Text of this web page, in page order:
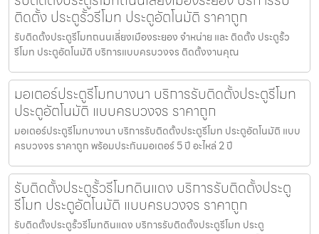
ติดตั้ง ประตูรั้วรีโมท ประตูอัตโนมัติ ราคาถูก
รับติดตั้งประตูรีโมทถนนเลี่ยงเมืองระยอง จำหน่าย และ ติดตั้ง ประตูรั้ว
รีโมท ประตูอัตโนมัติ บริการแบบครบวงจร ติดตั้งงานคุณ
มอเตอร์ประตูรีโมทบางนา บริการรับติดตั้งประตูรีโมท
ประตูอัตโนมัติ แบบครบวงจร ราคาถูก
มอเตอร์ประตูรีโมทบางนา บริการรับติดตั้งประตูรีโมท ประตูอัตโนมัติ แบบ
ครบวงจร ราคาถูก พร้อมประกันมอเตอร์ 5 ปี อะไหล่ 2 ปี
รับติดตั้งประตูรั้วรีโมทดินแดง บริการรับติดตั้งประตู
รีโมท ประตูอัตโนมัติ แบบครบวงจร ราคาถูก
รับติดตั้งประตูรั้วรีโมทดินแดง บริการรับติดตั้งประตูรีโมท ประตู